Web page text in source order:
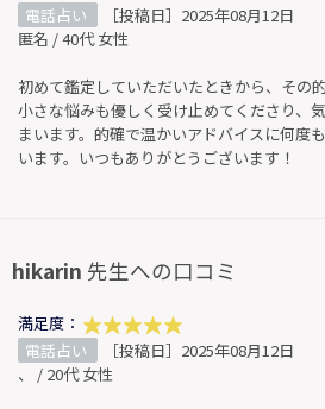
電話占い
［投稿日］2025年08月12日
匿名 / 40代 女性
初めて鑑定していただいたときから、その
小さな悩みも優しく受け止めてくださり、
まいます。的確で温かいアドバイスに何度
います。いつもありがとうございます！
hikarin 先生への口コミ
満足度：
電話占い
［投稿日］2025年08月12日
、 / 20代 女性